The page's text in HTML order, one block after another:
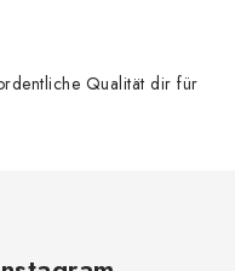
Qualität dir für